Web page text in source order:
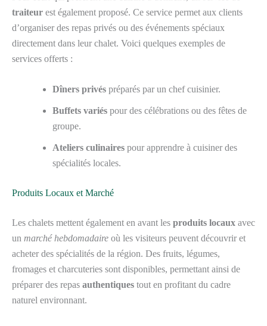
traiteur est également proposé. Ce service permet aux clients
d’organiser des repas privés ou des événements spéciaux
directement dans leur chalet. Voici quelques exemples de
services offerts :
Dîners privés préparés par un chef cuisinier.
Buffets variés pour des célébrations ou des fêtes de
groupe.
Ateliers culinaires pour apprendre à cuisiner des
spécialités locales.
Produits Locaux et Marché
Les chalets mettent également en avant les produits locaux avec
un marché hebdomadaire où les visiteurs peuvent découvrir et
acheter des spécialités de la région. Des fruits, légumes,
fromages et charcuteries sont disponibles, permettant ainsi de
préparer des repas authentiques tout en profitant du cadre
naturel environnant.